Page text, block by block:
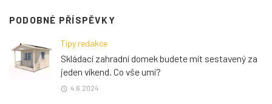
PODOBNÉ PŘÍSPĚVKY
Tipy redakce
Skládací zahradní domek budete mít sestavený za
jeden víkend. Co vše umí?
4.6.2024